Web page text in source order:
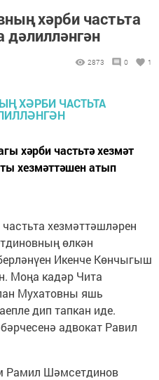
хәрби частьта
2873 0 1
хәрби частьтә хезмәт
хезмәттәшен атып
хезмәттәшләрен
өлкән
Икенче Көнчыгыш
Моңа кадәр Чита
Мухатовны яшь
дип тапкан иде.
адвокат Равил
Рамил Шәмсетдинов